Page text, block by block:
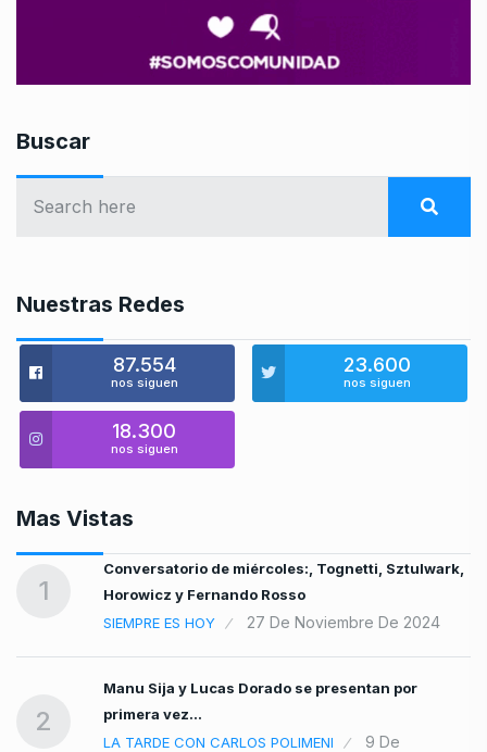
Buscar
Nuestras Redes
87.554
nos siguen
23.600
nos siguen
18.300
nos siguen
Mas Vistas
1
Conversatorio de miércoles:, Tognetti, Sztulwark,
Horowicz y Fernando Rosso
SIEMPRE ES HOY
27 De Noviembre De 2024
2
Manu Sija y Lucas Dorado se presentan por
primera vez…
LA TARDE CON CARLOS POLIMENI
9 De